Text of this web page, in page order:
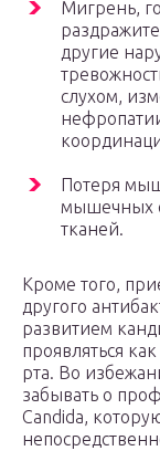
Мигрень,
другие
слухом,
Потеря
мышечных
тканей.
Кроме того,
другого
развитием
проявляться
рта. Во
забывать о
Candida,